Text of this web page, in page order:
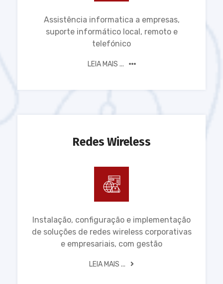
Assistência informatica a empresas,
suporte informático local, remoto e
telefónico
LEIA MAIS ...
Redes Wireless
Instalação, configuração e implementação
de soluções de redes wireless corporativas
e empresariais, com gestão
LEIA MAIS ...